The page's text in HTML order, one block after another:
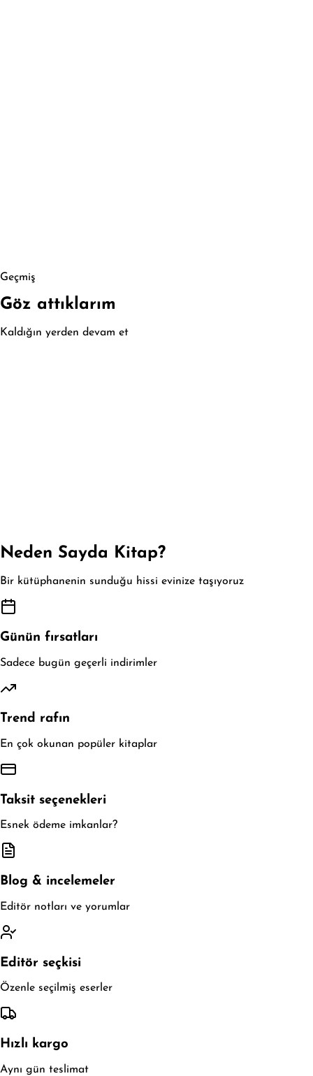
Geçmiş
Göz attıklarım
Kaldığın yerden devam et
Neden Sayda Kitap?
Bir kütüphanenin sunduğu hissi evinize taşıyoruz
Günün fırsatları
Sadece bugün geçerli indirimler
Trend rafın
En çok okunan popüler kitaplar
Taksit seçenekleri
Esnek ödeme imkanlar?
Blog & incelemeler
Editör notları ve yorumlar
Editör seçkisi
Özenle seçilmiş eserler
Hızlı kargo
Aynı gün teslimat